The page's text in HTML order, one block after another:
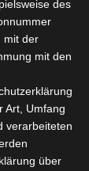
des
mit der
mit den
Art, Umfang
verarbeiteten
über